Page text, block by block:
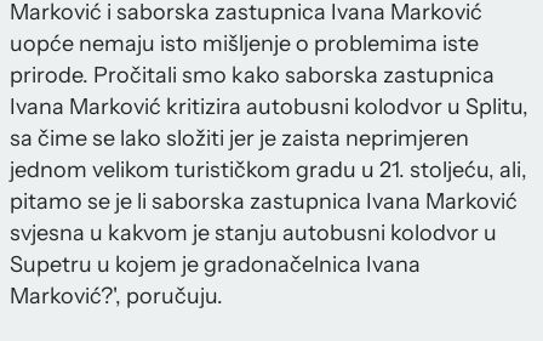
Marković i saborska zastupnica Ivana Marković
uopće nemaju isto mišljenje o problemima iste
prirode. Pročitali smo kako saborska zastupnica
Ivana Marković kritizira autobusni kolodvor u Splitu,
sa čime se lako složiti jer je zaista neprimjeren
jednom velikom turističkom gradu u 21. stoljeću, ali,
pitamo se je li saborska zastupnica Ivana Marković
svjesna u kakvom je stanju autobusni kolodvor u
Supetru u kojem je gradonačelnica Ivana
Marković?', poručuju.